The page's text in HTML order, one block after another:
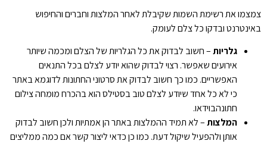
צמצמו את רשימת השמות שקיבלת לאחר המלצות וחברים והחיפוש
באינטרנט ובדקו כל צלם לעומק.
גלריות– חשוב לבדוק את כל הגלריות של הצלם ומכמה שיותר
אירועים שאפשר. רצוי לבדוק שהוא יודע לצלם בכל התנאים
האפשריים. כמו כך חשוב לבדוק את סרטוני החתונות לדוגמא באתר
כי לא כל אחד שיודע לצלם טוב בסטילס הוא בהכרח מומחה צילום
חתונהבוידאו.
המלצות– לא תמיד ההמלצות באתר הן אמתיות ולכן חשוב לבדוק
אותן ולהפעיל שיקול דעת. כמו כן כדאי ליצור קשר אם כמה ממליצים